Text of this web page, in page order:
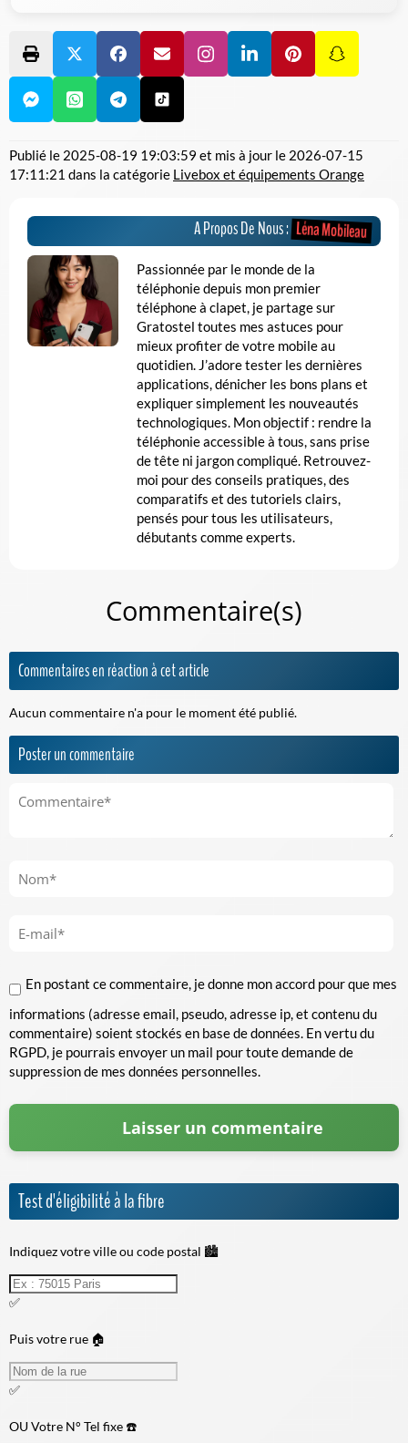
Publié le 2025-08-19 19:03:59 et mis à jour le 2026-07-15
17:11:21 dans la catégorie Livebox et équipements Orange
A Propos De Nous :Léna Mobileau
Passionnée par le monde de la
téléphonie depuis mon premier
téléphone à clapet, je partage sur
Gratostel toutes mes astuces pour
mieux profiter de votre mobile au
quotidien. J’adore tester les dernières
applications, dénicher les bons plans et
expliquer simplement les nouveautés
technologiques. Mon objectif : rendre la
téléphonie accessible à tous, sans prise
de tête ni jargon compliqué. Retrouvez-
moi pour des conseils pratiques, des
comparatifs et des tutoriels clairs,
pensés pour tous les utilisateurs,
débutants comme experts.
Commentaire(s)
Commentaires en réaction à cet article
Aucun commentaire n'a pour le moment été publié.
Poster un commentaire
En postant ce commentaire, je donne mon accord pour que mes
informations (adresse email, pseudo, adresse ip, et contenu du
commentaire) soient stockés en base de données. En vertu du
RGPD, je pourrais envoyer un mail pour toute demande de
suppression de mes données personnelles.
Test d'éligibilité à la fibre
Indiquez votre ville ou code postal 🏙️
✅
Puis votre rue 🏠
✅
OUVotre N° Tel fixe ☎️